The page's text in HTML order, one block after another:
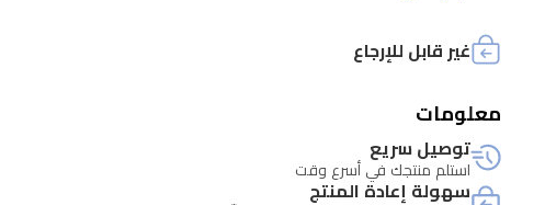
غير قابل للإرجاع
معلومات
توصيل سريع
استلم منتجك في أسرع وقت
سهولة إعادة المنتج